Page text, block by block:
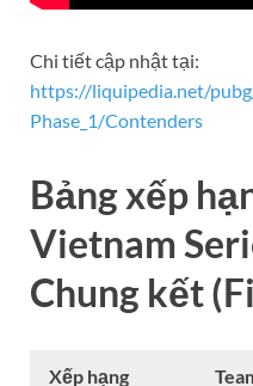
Chi tiết cập nhật tại:
https://liquipedia.net/
Phase_1/Contenders
Bảng xếp
Vietnam
Chung kết
Xếp hạng